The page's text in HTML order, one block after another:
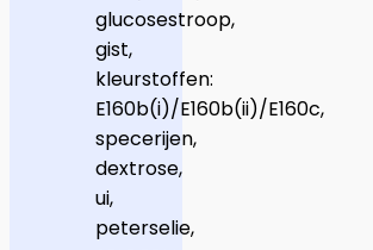
glucosestroop,
gist,
kleurstoffen:
E160b(i)/E160b(ii)/E160c,
specerijen,
dextrose,
ui,
peterselie,